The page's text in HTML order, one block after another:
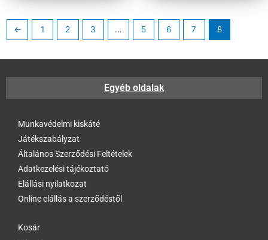
← 1 2 3 … 5 6 7 8
3M™ légzésvédők
Légzésvédő alkatrészek
Portwest maszkok
SupAir® álarcok, szűrőbetétek
Szűrőbetétek
Uvex légzésvédők
Egyéb oldalak
Munkavédelmi kiskáté
Játékszabályzat
Általános Szerződési Feltételek
Adatkezelési tájékoztató
Elállási nyilatkozat
Online elállás a szerződéstől
Kosár